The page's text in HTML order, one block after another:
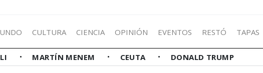
CULTURA CIENCIA OPINIÓN EVENTOS RESTÓ TAPAS
MARTÍN MENEM CEUTA DONALD TRUMP